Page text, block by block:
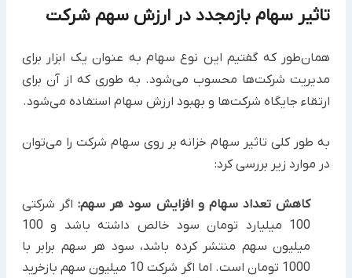
تاثیر سهام بازمجدد در ارزش سهم شرکت
همان‌طور که گفتیم این نوع سهام به عنوان یک ابزار برای
مدیریت شرکت‌ها محسوب می‌شود. به طوری که از آن برای
ارتقاء جایگاه شرکت‌ها و بهبود ارزش سهام استفاده می‌شود.
به طور کلی تاثیر سهام خزانه بر روی سهام شرکت را می‌توان
در موارد زیر بررسی کرد:
کاهش تعداد سهام و افزایش سود هر سهم:اگر شرکتی
100 میلیارد تومان سود خالص داشته باشد و 100
میلیون سهم منتشر کرده باشد، سود هر سهم برابر با
1000 تومان است. اما اگر شرکت 10 میلیون سهم بازخرید